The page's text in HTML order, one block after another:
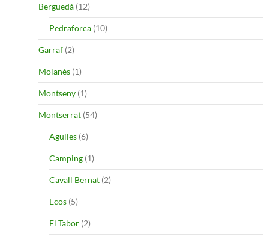
Berguedà (12)
Pedraforca (10)
Garraf (2)
Moianès (1)
Montseny (1)
Montserrat (54)
Agulles (6)
Camping (1)
Cavall Bernat (2)
Ecos (5)
El Tabor (2)